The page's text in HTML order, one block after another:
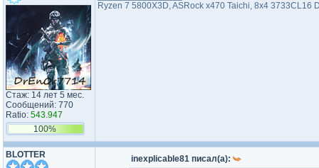
Стаж: 14 лет 5 мес.
Сообщений: 770
Ratio: 543.947
100%
Ryzen 7 5800X3D, ASRock x470 Taichi, 8x4 3733CL16
BLOTTER inexplicable81 писал(а):